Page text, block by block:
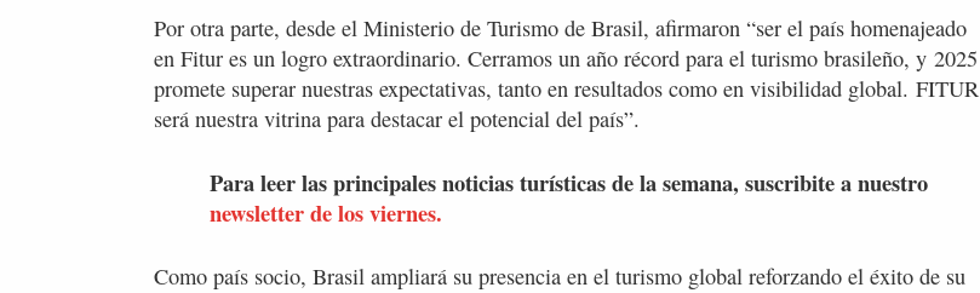
Por otra parte, desde el Ministerio de Turismo de Brasil, afirmaron “ser el país homenajeado
en Fitur es un logro extraordinario. Cerramos un año récord para el turismo brasileño, y 2025
promete superar nuestras expectativas, tanto en resultados como en visibilidad global. FITUR
será nuestra vitrina para destacar el potencial del país”.
Para leer las principales noticias turísticas de la semana, suscribite a nuestro
newsletter de los viernes.
Como país socio, Brasil ampliará su presencia en el turismo global reforzando el éxito de su